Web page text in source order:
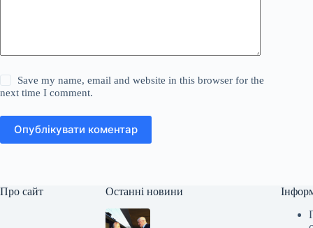
Save my name, email and website in this browser for the
next time I comment.
Опублікувати коментар
Про сайт Останні новини